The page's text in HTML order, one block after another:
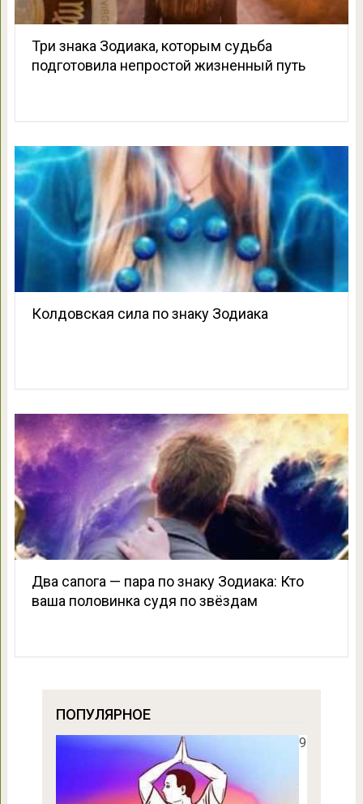
Три знака Зодиака, которым судьба
подготовила непростой жизненный путь
Колдовская сила по знаку Зодиака
Два сапога — пара по знаку Зодиака: Кто
ваша половинка судя по звёздам
ПОПУЛЯРНОЕ
9